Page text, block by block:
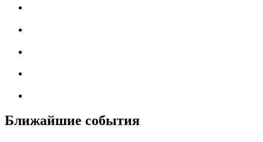
Ближайшие события